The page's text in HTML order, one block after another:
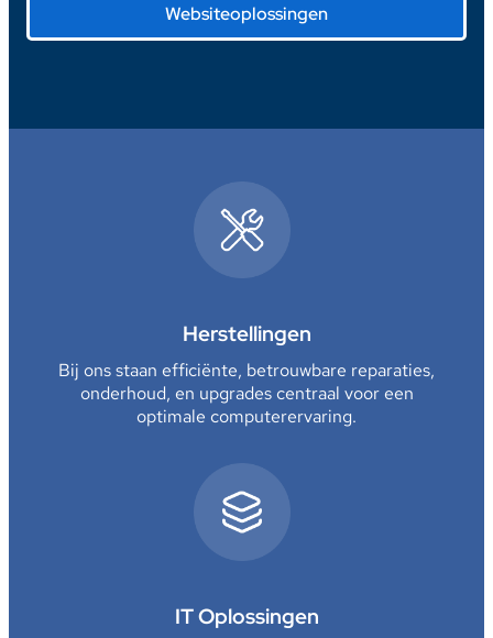
Websiteoplossingen
Herstellingen
Bij ons staan efficiënte, betrouwbare reparaties,
onderhoud, en upgrades centraal voor een
optimale computerervaring.
IT Oplossingen